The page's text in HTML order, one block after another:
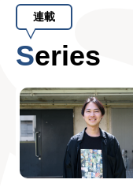
連載
Series